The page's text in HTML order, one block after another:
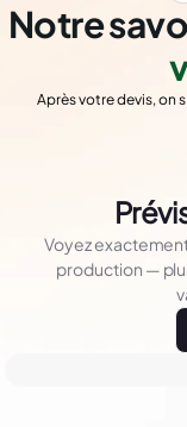
Notre
Après votre devis, on
Voyez
production —